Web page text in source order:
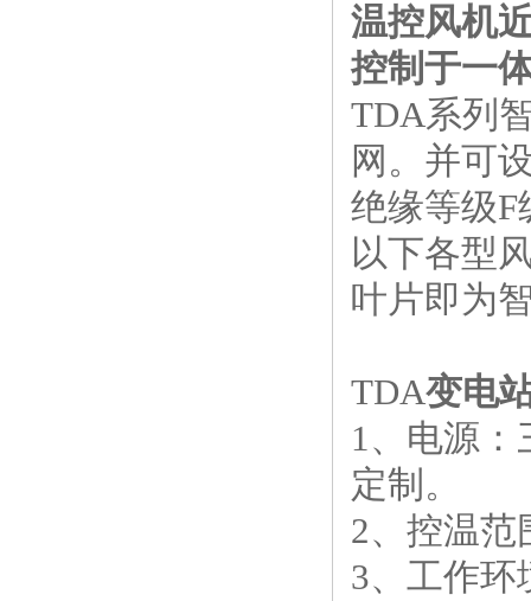
温控风机
控制于一
TDA系列
网。并可
绝缘等级F
以下各型
叶片即为
TDA变电
1、电源：
定制。
2、控温范
3、工作环